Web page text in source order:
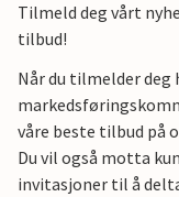
Tilmeld deg vårt
tilbud!
Når du tilmelder deg
våre beste tilbud på
Du vil også motta
invitasjoner til å